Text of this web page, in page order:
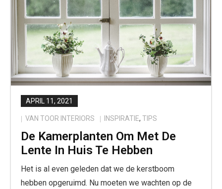
APRIL 11, 2021
VAN TOOR INTERIORS INSPIRATIE, TIPS
De Kamerplanten Om Met De
Lente In Huis Te Hebben
Het is al even geleden dat we de kerstboom
hebben opgeruimd. Nu moeten we wachten op de